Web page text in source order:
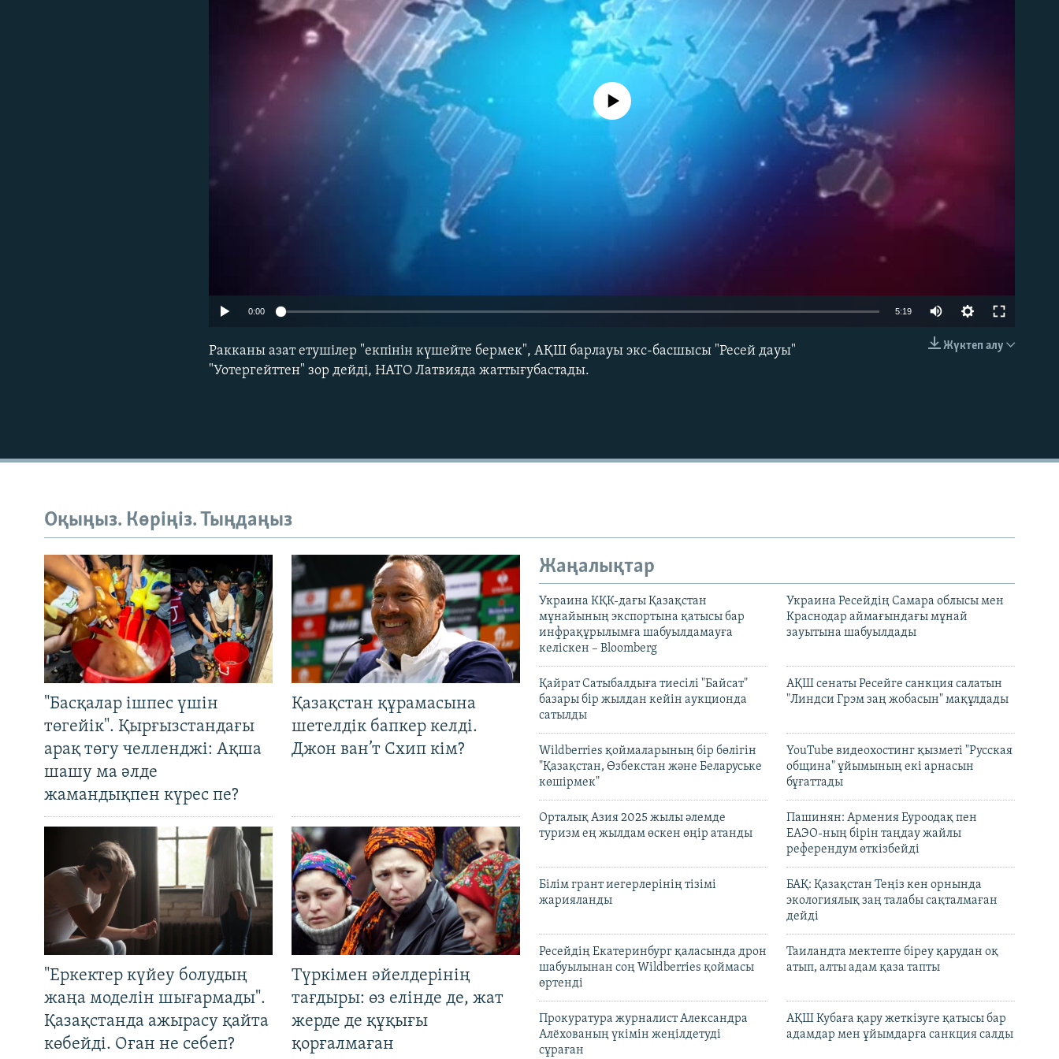
EMBED
No media source currently available
0:00 5:19
Жүктеп алу
Ракканы азат етушілер "екпінін күшейте бермек", АҚШ барлауы экс-басшысы "Ресей дауы"
"Уотергейттен" зор дейді, НАТО Латвияда жаттығубастады.
Оқыңыз. Көріңіз. Тыңдаңыз
"Басқалар ішпес үшін
төгейік". Қырғызстандағы
арақ төгу челленджі: Ақша
шашу ма әлде
жамандықпен күрес пе?
Қазақстан құрамасына
шетелдік бапкер келді.
Джон ван’т Схип кім?
"Еркектер күйеу болудың
жаңа моделін шығармады".
Қазақстанда ажырасу қайта
көбейді. Оған не себеп?
Түркімен әйелдерінің
тағдыры: өз елінде де, жат
жерде де құқығы
қорғалмаған
Жаңалықтар
Украина КҚК-дағы Қазақстан
мұнайының экспортына қатысы бар
инфрақұрылымға шабуылдамауға
келіскен – Bloomberg
Украина Ресейдің Самара облысы мен
Краснодар аймағындағы мұнай
зауытына шабуылдады
Қайрат Сатыбалдыға тиесілі "Байсат"
базары бір жылдан кейін аукционда
сатылды
АҚШ сенаты Ресейге санкция салатын
"Линдси Грэм заң жобасын" мақұлдады
Wildberries қоймаларының бір бөлігін
"Қазақстан, Өзбекстан және Беларуське
көшірмек"
YouTube видеохостинг қызметі "Русская
община" ұйымының екі арнасын
бұғаттады
Орталық Азия 2025 жылы әлемде
туризм ең жылдам өскен өңір атанды
Пашинян: Армения Еуроодақ пен
ЕАЭО-ның бірін таңдау жайлы
референдум өткізбейді
Білім грант иегерлерінің тізімі
жарияланды
БАҚ: Қазақстан Теңіз кен орнында
экологиялық заң талабы сақталмаған
дейді
Ресейдің Екатеринбург қаласында дрон
шабуылынан соң Wildberries қоймасы
өртенді
Таиландта мектепте біреу қарудан оқ
атып, алты адам қаза тапты
Прокуратура журналист Александра
Алёхованың үкімін жеңілдетуді
сұраған
АҚШ Кубаға қару жеткізуге қатысы бар
адамдар мен ұйымдарға санкция салды